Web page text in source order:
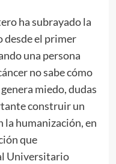
ha subrayado la
el primer
una persona
no sabe cómo
miedo, dudas
construir un
la humanización, en
que
Universitario